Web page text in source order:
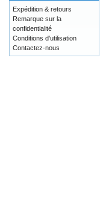
Expédition & retours
Remarque sur la
confidentialité
Conditions d'utilisation
Contactez-nous